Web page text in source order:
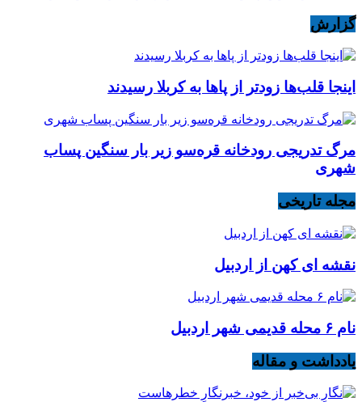
گزارش
اینجا قلب‌ها زودتر از پاها به کربلا رسیدند
مرگ تدریجی رودخانه قره‌سو زیر بار سنگین پساب
شهری
مجله تاریخی
نقشه ای کهن از اردبیل
نام ۶ محله قدیمی شهر اردبیل
یادداشت و مقاله